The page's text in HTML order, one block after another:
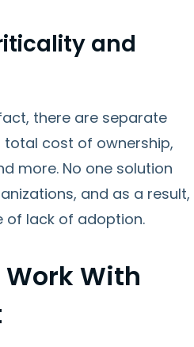
and
there are separate
cost of ownership,
more. No one solution
and as a result,
of lack of adoption.
With